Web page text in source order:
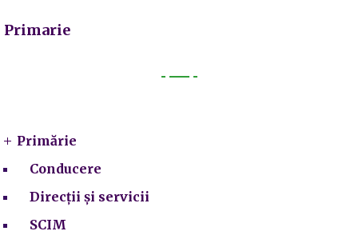
Primarie
Primărie
Conducere
Direcții și servicii
SCIM